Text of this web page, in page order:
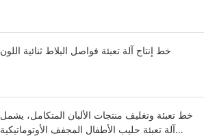
خط إنتاج آلة تعبئة فواصل البلاط ثنائية اللون
خط تعبئة وتغليف منتجات الألبان المتكامل، يشمل
آلة تعبئة حليب الأطفال المجفف الأوتوماتيكية